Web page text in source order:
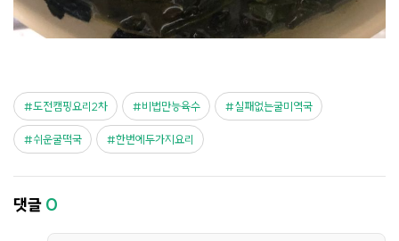
도전캠핑요리2차 비법만능육수 실패없는굴미역국
쉬운굴떡국 한번에두가지요리
댓글 0